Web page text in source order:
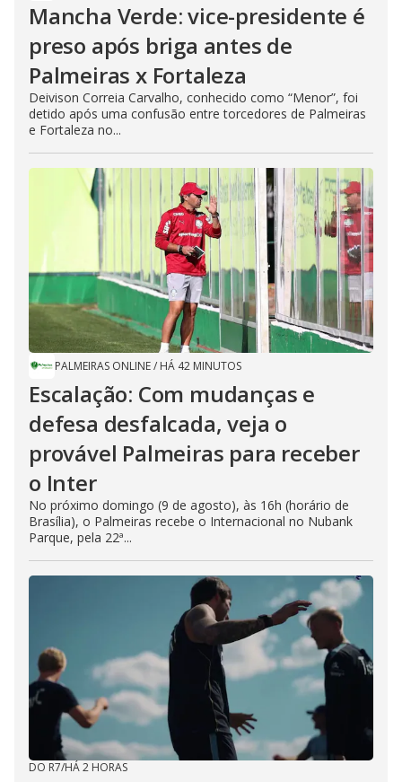
Mancha Verde: vice-presidente é
preso após briga antes de
Palmeiras x Fortaleza
Deivison Correia Carvalho, conhecido como “Menor”, foi
detido após uma confusão entre torcedores de Palmeiras
e Fortaleza no...
PALMEIRAS ONLINE/ HÁ 42 MINUTOS
Escalação: Com mudanças e
defesa desfalcada, veja o
provável Palmeiras para receber
o Inter
No próximo domingo (9 de agosto), às 16h (horário de
Brasília), o Palmeiras recebe o Internacional no Nubank
Parque, pela 22ª...
DO R7/HÁ 2 HORAS